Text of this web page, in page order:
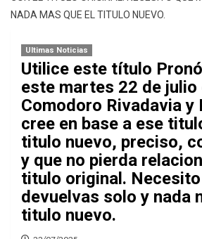
NADA MAS QUE EL TITULO NUEVO.
Ultimas Noticias
Utilice este título
este martes 22 de julio
Comodoro Rivadavia y
cree en base a ese
titulo nuevo, preciso,
y que no pierda
titulo original.
devuelvas solo y nada
titulo nuevo.